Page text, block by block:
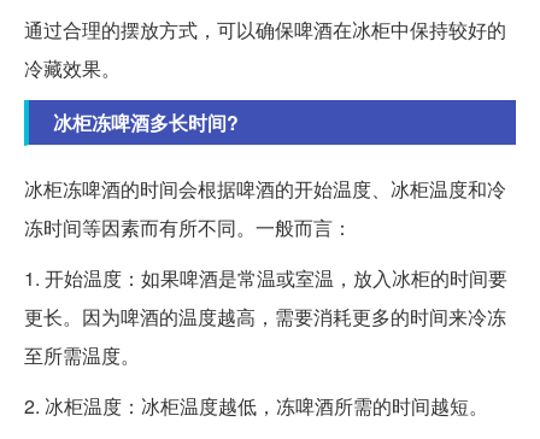
通过合理的摆放方式，可以确保啤酒在冰柜中保持较好的
冷藏效果。
冰柜冻啤酒多长时间?
冰柜冻啤酒的时间会根据啤酒的开始温度、冰柜温度和冷
冻时间等因素而有所不同。一般而言：
1. 开始温度：如果啤酒是常温或室温，放入冰柜的时间要
更长。因为啤酒的温度越高，需要消耗更多的时间来冷冻
至所需温度。
2. 冰柜温度：冰柜温度越低，冻啤酒所需的时间越短。